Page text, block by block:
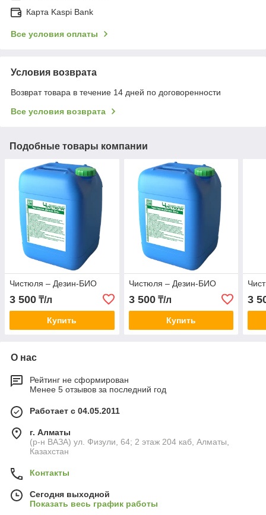
Карта Kaspi Bank
Все условия оплаты
Условия возврата
Возврат товара в течение 14 дней по договоренности
Все условия возврата
Подобные товары компании
Чистюля – Дезин-БИО
3 500 ₸/л
Купить
Чистюля – Дезин-БИО
3 500₸/л
Купить
3
О нас
Рейтинг не сформирован
Менее 5 отзывов за последний год
Работает с 04.05.2011
г. Алматы
(р-н ВАЗА) ул. Физули, 64; 2 этаж 204 каб, Алматы,
Казахстан
Контакты
Сегодня выходной
Показать весь график работы